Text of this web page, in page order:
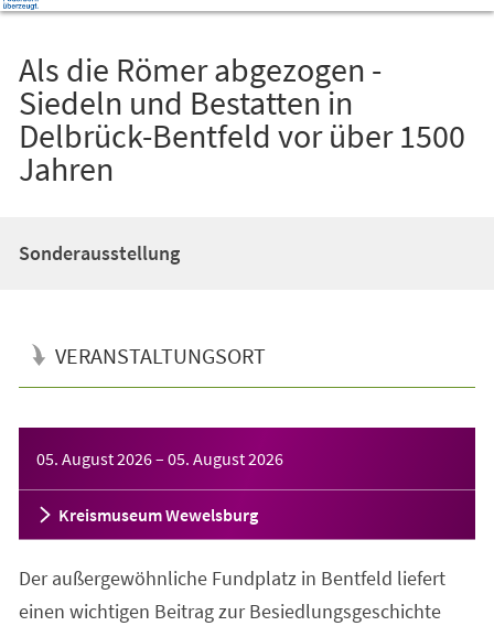
Als die Römer abgezogen -
Siedeln und Bestatten in
Delbrück-Bentfeld vor über 1500
Jahren
Sonderausstellung
VERANSTALTUNGSORT
05. August 2026– 05. August 2026
Kreismuseum Wewelsburg
Der außergewöhnliche Fundplatz in Bentfeld liefert
einen wichtigen Beitrag zur Besiedlungsgeschichte